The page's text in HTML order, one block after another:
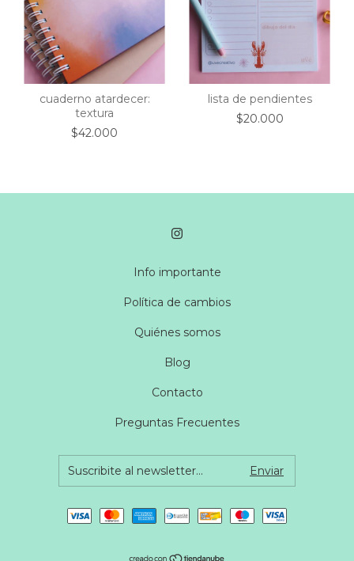
cuaderno atardecer:
textura
$42.000
lista de pendientes
$20.000
Info importante
Política de cambios
Quiénes somos
Blog
Contacto
Preguntas Frecuentes